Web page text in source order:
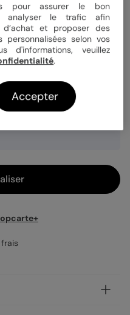
Papier Satiné
1 carte
pour assurer le bon
analyser le trafic afin
et proposer des
selon vos
d'informations, veuillez
.
Accepter